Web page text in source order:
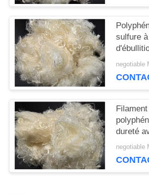
DU
SITE
PRIVACY
POLICY
sulfure
negotiable
dureté
negotiable